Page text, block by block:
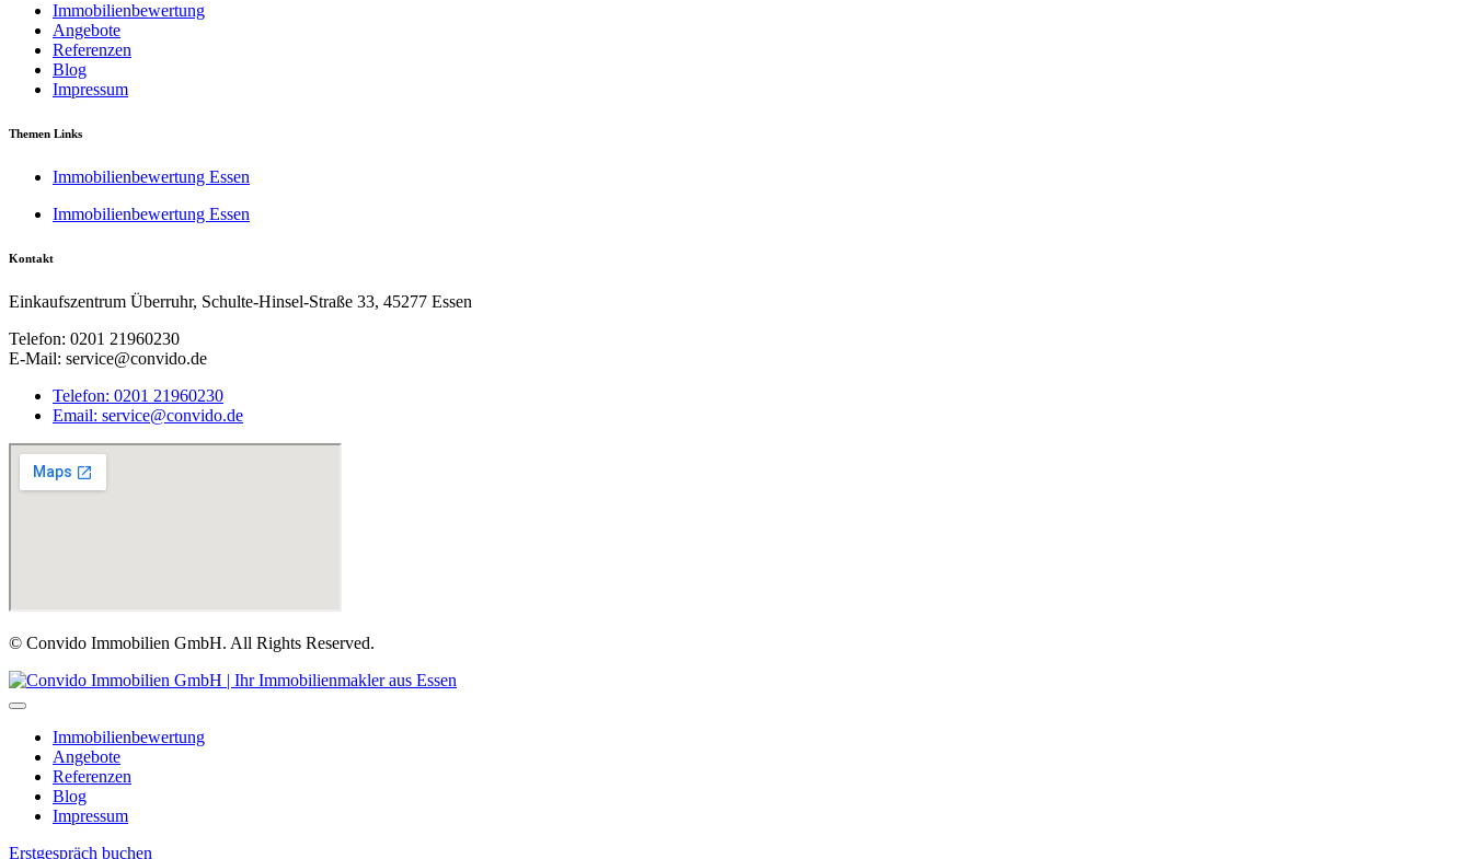
Immobilienbewertung
Angebote
Referenzen
Blog
Impressum
Themen Links
Immobilienbewertung Essen
Immobilienbewertung Essen
Kontakt
Einkaufszentrum Überruhr, Schulte-Hinsel-Straße 33, 45277 Essen
Telefon: 0201 21960230
E-Mail: service@convido.de
Telefon: 0201 21960230
Email: service@convido.de
© Convido Immobilien GmbH. All Rights Reserved.
Immobilienbewertung
Angebote
Referenzen
Blog
Impressum
Erstgespräch buchen